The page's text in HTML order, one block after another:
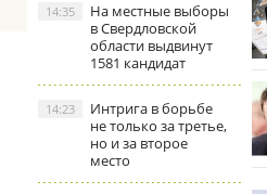
На местные выборы
в Свердловской
области выдвинут
1581 кандидат
14:35
Интрига в борьбе
не только за третье,
но и за второе
место
14:23